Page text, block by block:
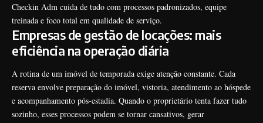
Checkin Adm cuida de tudo com processos padronizados, equipe
treinada e foco total em qualidade de serviço.
Empresas de gestão de locações: mais
eficiência na operação diária
A rotina de um imóvel de temporada exige atenção constante. Cada
reserva envolve preparação do imóvel, vistoria, atendimento ao hóspede
e acompanhamento pós-estadia. Quando o proprietário tenta fazer tudo
sozinho, esses processos podem se tornar cansativos, gerar